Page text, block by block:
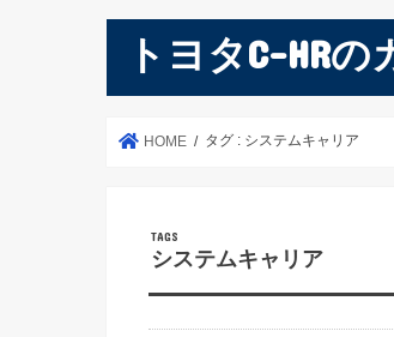
トヨタC-HR
HOME タグ : システムキャリア
システムキャリア